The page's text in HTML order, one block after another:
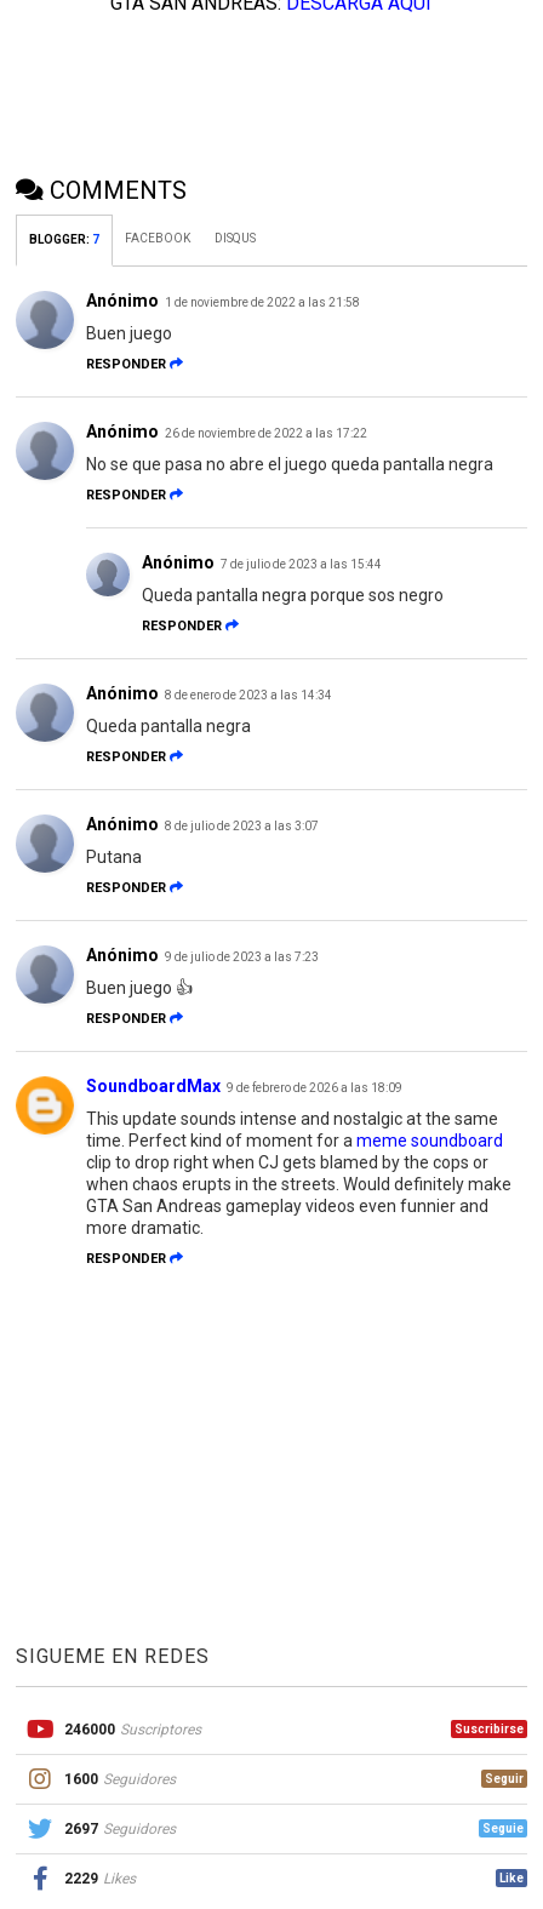
COMMENTS
BLOGGER: 7 FACEBOOK DISQUS
Anónimo 1 de noviembre de 2022 a las 21:58
Buen juego
RESPONDER
Anónimo 26 de noviembre de 2022 a las 17:22
No se que pasa no abre el juego queda pantalla negra
RESPONDER
Anónimo 7 de julio de 2023 a las 15:44
Queda pantalla negra porque sos negro
RESPONDER
Anónimo 8 de enero de 2023 a las 14:34
Queda pantalla negra
RESPONDER
Anónimo 8 de julio de 2023 a las 3:07
Putana
RESPONDER
Anónimo 9 de julio de 2023 a las 7:23
Buen juego 👍
RESPONDER
SoundboardMax 9 de febrero de 2026 a las 18:09
This update sounds intense and nostalgic at the same
time. Perfect kind of moment for ameme soundboard
clip to drop right when CJ gets blamed by the cops or
when chaos erupts in the streets. Would definitely make
GTA San Andreas gameplay videos even funnier and
more dramatic.
RESPONDER
SIGUEME EN REDES
246000 Suscriptores Suscribirse
1600 Seguidores Seguir
2697 Seguidores Seguie
2229 Likes Like